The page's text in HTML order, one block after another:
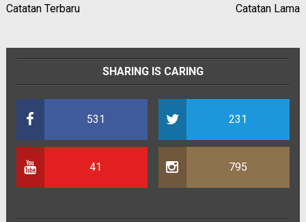
Catatan Terbaru Catatan Lama
SHARING IS CARING
531 231
41 795